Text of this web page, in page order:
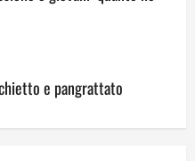
e pangrattato